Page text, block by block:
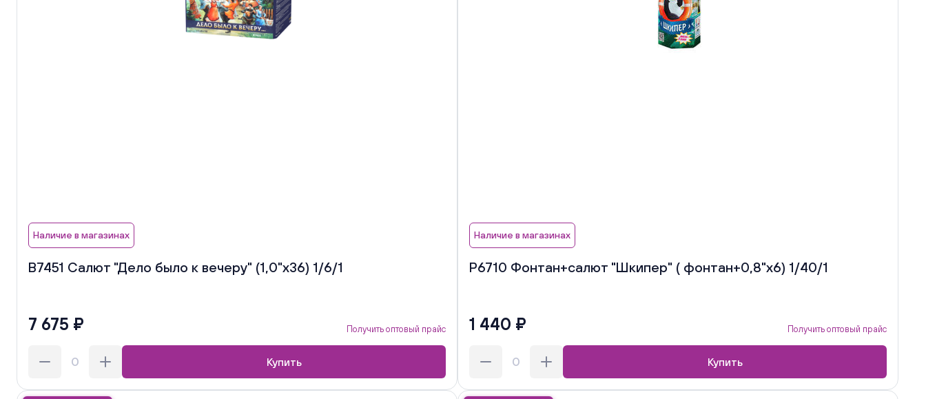
Наличие в магазинах
В7451 Салют "Дело было к вечеру" (1,0"х36) 1/6/1
7 675 ₽ Получить оптовый прайс
Купить
Наличие в магазинах
Р6710 Фонтан+салют "Шкипер" ( фонтан+0,8"х6) 1/40/1
1 440 ₽ Получить оптовый прайс
Купить